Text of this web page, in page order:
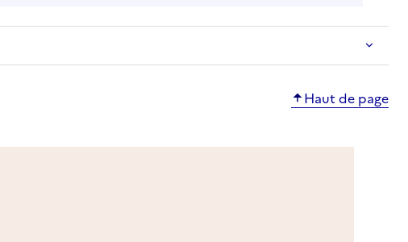
Haut de page